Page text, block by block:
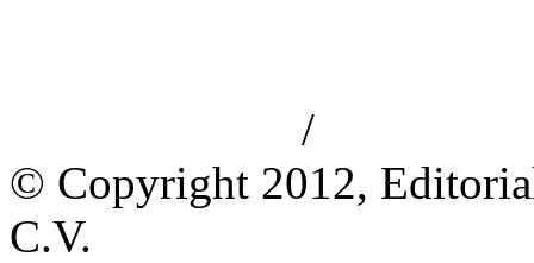
/
© Copyright 2012,
C.V.